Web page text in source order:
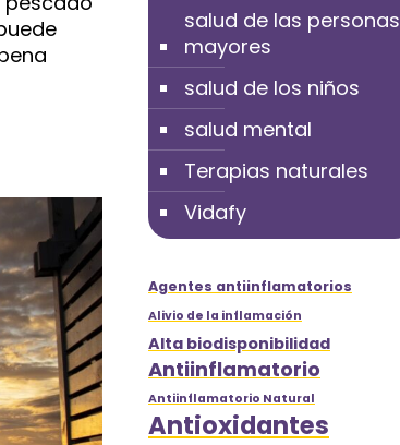
salud de las personas
mayores
salud de los niños
salud mental
Terapias naturales
Vidafy
Agentes antiinflamatorios
Alivio de la inflamación
Alta biodisponibilidad
Antiinflamatorio
Antiinflamatorio Natural
Antioxidantes